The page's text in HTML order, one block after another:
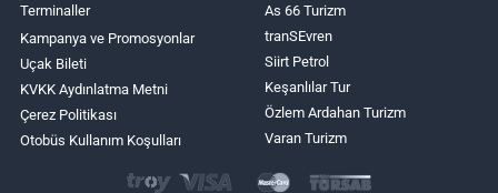
Terminaller
Kampanya ve Promosyonlar
Uçak Bileti
KVKK Aydınlatma Metni
Çerez Politikası
Otobüs Kullanım Koşulları
As 66 Turizm
tranSEvren
Siirt Petrol
Keşanlılar Tur
Özlem Ardahan Turizm
Varan Turizm